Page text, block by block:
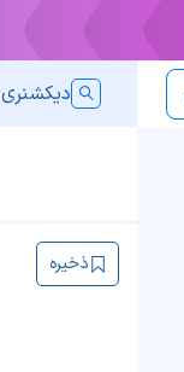
دیکشنری
ذخیره